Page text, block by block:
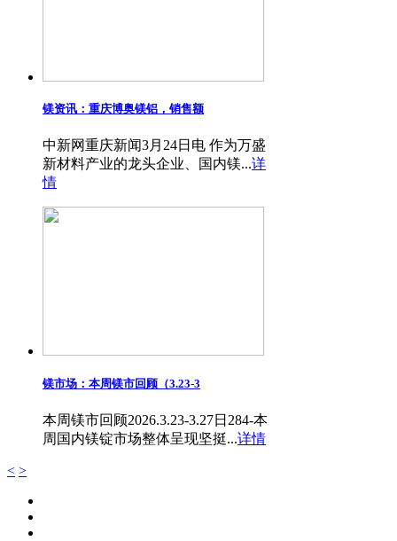
镁资讯：重庆博奥镁铝，销售额
中新网重庆新闻3月24日电 作为万盛
新材料产业的龙头企业、国内镁...详
情
镁市场：本周镁市回顾（3.23-3
本周镁市回顾2026.3.23-3.27日284-本
周国内镁锭市场整体呈现坚挺...详情
< >